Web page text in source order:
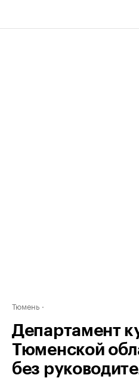
Тюмень
Департамент
Тюменской
без